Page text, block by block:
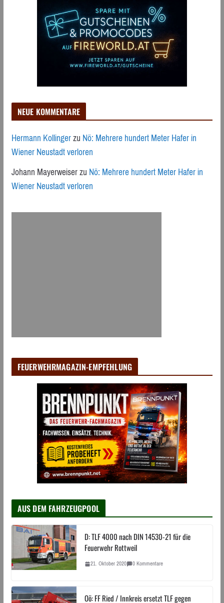
NEUE KOMMENTARE
Hermann KollingerzuNö: Mehrere hundert Meter Hafer in
Wiener Neustadt verloren
Johann MayerweiserzuNö: Mehrere hundert Meter Hafer in
Wiener Neustadt verloren
FEUERWEHRMAGAZIN-EMPFEHLUNG
AUS DEM FAHRZEUGPOOL
D: TLF 4000 nach DIN 14530-21 für die
Feuerwehr Rottweil
21. Oktober 2020 0 Kommentare
Oö: FF Ried / Innkreis ersetzt TLF gegen